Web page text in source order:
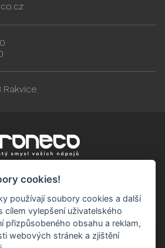
Rakvice
cookies!
používají soubory cookies a další
cílem vylepšení uživatelského
přizpůsobeného obsahu a reklam,
webových stránek a zjištění